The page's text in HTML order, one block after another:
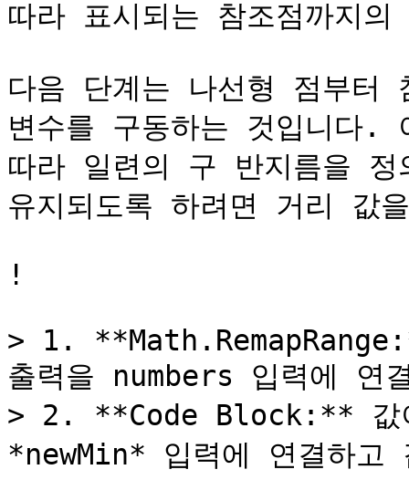
따라 표시되는 참조점까지
다음 단계는 나선형 점부터
변수를 구동하는 것입니다.
따라 일련의 구 반지름을
유지되도록 하려면 거리
!
> 1.
출력을 numbers 입력에 연
> 2. **Code Block:** 값
*newMin* 입력에 연결하